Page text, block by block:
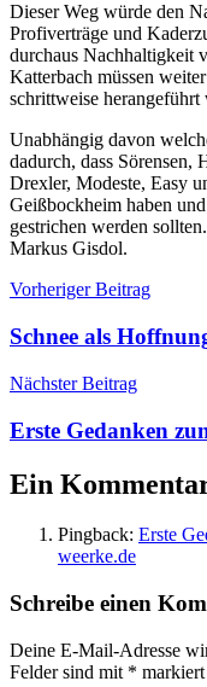
Dieser Weg würde den
Profiverträge und
durchaus Nachhaltigkeit
Katterbach müssen
schrittweise herangeführt
Unabhängig davon
dadurch, dass Sörensen,
Drexler, Modeste, Easy
Geißbockheim haben
gestrichen werden
Markus Gisdol.
Schlagwörter:
FC
EffZeh,
Freiburg,
Gisdol
Nachwuchs
Vorheriger Beitrag
Schnee als
Nächster Beitrag
Erste Gedanken
Ein
Pingback: Erste
weerke.de
Schreibe einen
Deine E-Mail-Adresse
Felder sind mit * markiert